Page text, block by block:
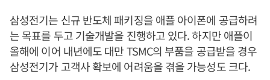
삼성전기는 신규 반도체 패키징을 애플 아이폰에 공급하려
는 목표를 두고 기술개발을 진행하고 있다. 하지만 애플이
올해에 이어 내년에도 대만 TSMC의 부품을 공급받을 경우
삼성전기가 고객사 확보에 어려움을 겪을 가능성도 크다.